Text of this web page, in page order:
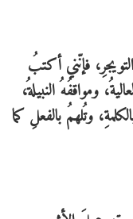
فإنّني أكتبُ
ومواقفُهُ النبيلةُ،
وتُلهمُ بالفعلِ كما